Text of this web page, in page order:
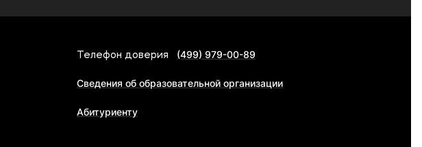
Телефон доверия (499) 979-00-89
Сведения об образовательной организации
Абитуриенту